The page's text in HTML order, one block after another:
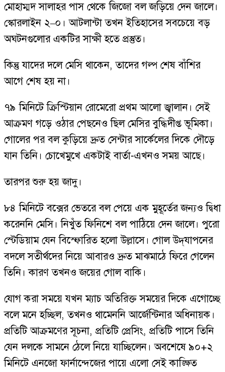
মোহাম্মদ সালাহর পাস থেকে জিজো বল জড়িয়ে দেন জালে।
স্কোরলাইন ২–০। আটলান্টা তখন ইতিহাসের সবচেয়ে বড়
অঘটনগুলোর একটির সাক্ষী হতে প্রস্তুত।
কিন্তু যাদের দলে মেসি থাকেন, তাদের গল্প শেষ বাঁশির
আগে শেষ হয় না।
৭৯ মিনিটে ক্রিস্টিয়ান রোমেরো প্রথম আলো জ্বালান। সেই
আক্রমণ গড়ে ওঠার পেছনেও ছিল মেসির বুদ্ধিদীপ্ত ভূমিকা।
গোলের পর বল কুড়িয়ে দ্রুত সেন্টার সার্কেলের দিকে দৌড়ে
যান তিনি। চোখেমুখে একটাই বার্তা-এখনও সময় আছে।
তারপর শুরু হয় জাদু।
৮৪ মিনিটে বক্সের ভেতরে বল পেয়ে এক মুহূর্তের জন্যও দ্বিধা
করেননি মেসি। নিখুঁত ফিনিশে বল পাঠিয়ে দেন জালে। পুরো
স্টেডিয়াম যেন বিস্ফোরিত হলো উল্লাসে। গোল উদ্‌যাপনের
বদলে সতীর্থদের নিয়ে আবারও দ্রুত মাঝমাঠে ফিরে গেলেন
তিনি। কারণ তখনও জয়ের গোল বাকি।
যোগ করা সময়ে যখন ম্যাচ অতিরিক্ত সময়ের দিকে এগোচ্ছে
বলে মনে হচ্ছিল, তখনও থামেননি আর্জেন্টিনার অধিনায়ক।
প্রতিটি আক্রমণের সূচনা, প্রতিটি প্রেসিং, প্রতিটি পাসে তিনি
যেন দলকে সামনে ঠেলে নিয়ে যাচ্ছিলেন। অবশেষে ৯০+২
মিনিটে এনজো ফার্নান্দেজের পায়ে এলো সেই কাঙ্ক্ষিত